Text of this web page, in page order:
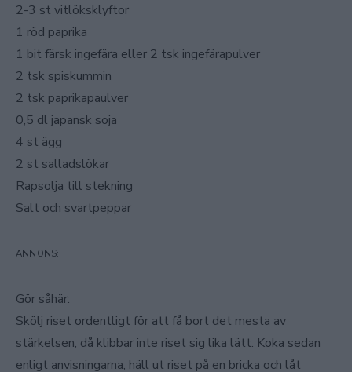
2-3 st vitlöksklyftor
1 röd paprika
1 bit färsk ingefära eller 2 tsk ingefärapulver
2 tsk spiskummin
2 tsk paprikapaulver
0,5 dl japansk soja
4 st ägg
2 st salladslökar
Rapsolja till stekning
Salt och svartpeppar
Gör såhär:
Skölj riset ordentligt för att få bort det mesta av
stärkelsen, då klibbar inte riset sig lika lätt. Koka sedan
enligt anvisningarna, häll ut riset på en bricka och låt